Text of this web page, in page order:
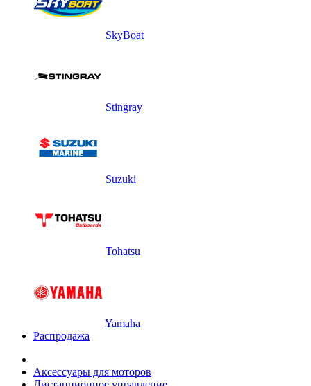
SkyBoat
Stingray
Suzuki
Tohatsu
Yamaha
Распродажа
Аксессуары для моторов